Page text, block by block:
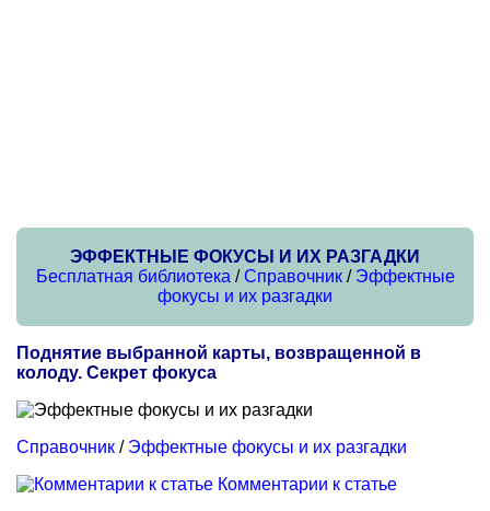
ЭФФЕКТНЫЕ ФОКУСЫ И ИХ РАЗГАДКИ
Бесплатная библиотека /Справочник/ Эффектные
фокусы и их разгадки
Поднятие выбранной карты, возвращенной в
колоду. Секрет фокуса
Справочник / Эффектные фокусы и их разгадки
Комментарии к статье